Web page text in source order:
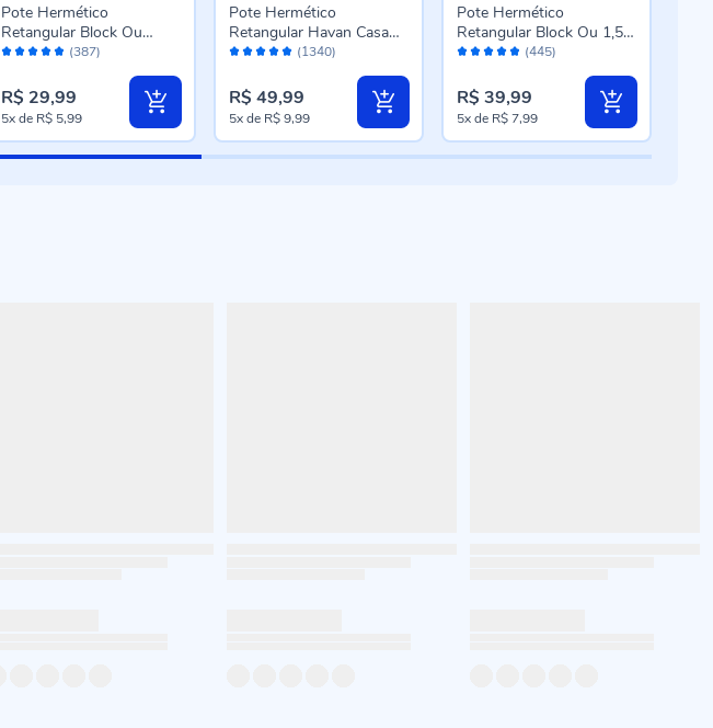
Avaliação: (387)
Pote Hermético
Retangular Block Ou
650Ml - Natural
R$ 29,99
5xde R$ 5,99
Avaliação: (1340)
Pote Hermético
Retangular Havan Casa
1,5 Litros - Vidro
R$ 49,99
5xde R$ 9,99
Avaliação: (445)
Pote Hermético
Retangular Block Ou 1,5
Litros - Natural
R$ 39,99
5xde R$ 7,99